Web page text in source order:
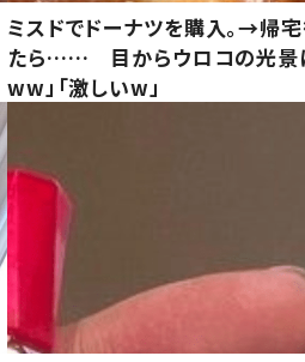
ミスドでドーナツを購入。→帰宅
たら…… 目からウロコの光景
ww」「激しいw」